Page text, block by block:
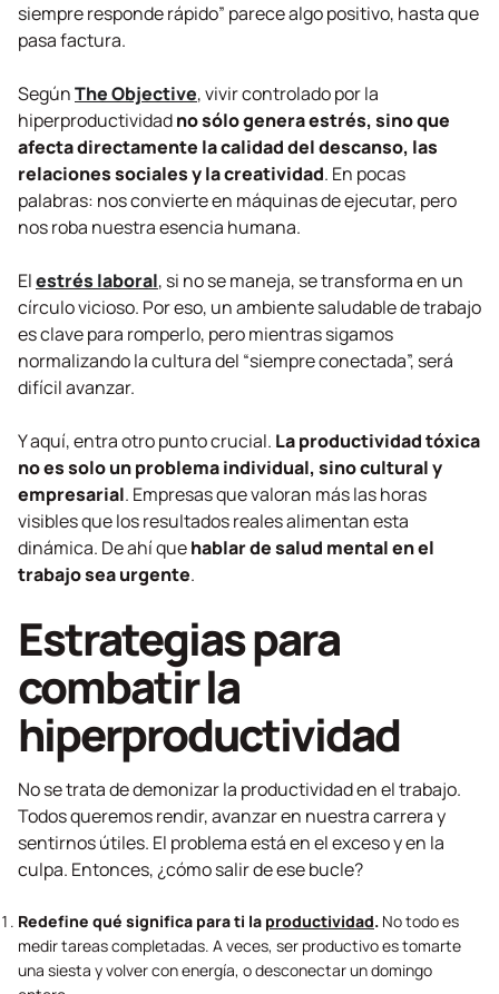
siempre responde rápido” parece algo positivo, hasta que
pasa factura.
SegúnThe Objective, vivir controlado por la
hiperproductividadno sólo genera estrés, sino que
afecta directamente la calidad del descanso, las
relaciones sociales y la creatividad. En pocas
palabras: nos convierte en máquinas de ejecutar, pero
nos roba nuestra esencia humana.
Elestrés laboral, si no se maneja, se transforma en un
círculo vicioso. Por eso, un ambiente saludable de trabajo
es clave para romperlo, pero mientras sigamos
normalizando la cultura del “siempre conectada”, será
difícil avanzar.
Y aquí, entra otro punto crucial. La productividad tóxica
no es solo un problema individual, sino cultural y
empresarial. Empresas que valoran más las horas
visibles que los resultados reales alimentan esta
dinámica. De ahí quehablar de salud mental en el
trabajo sea urgente.
Estrategias para
combatir la
hiperproductividad
No se trata de demonizar la productividad en el trabajo.
Todos queremos rendir, avanzar en nuestra carrera y
sentirnos útiles. El problema está en el exceso y en la
culpa. Entonces, ¿cómo salir de ese bucle?
Redefine qué significa para ti la productividad. No todo es
medir tareas completadas. A veces, ser productivo es tomarte
una siesta y volver con energía, o desconectar un domingo